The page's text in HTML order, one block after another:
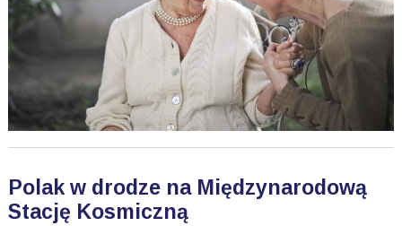
Polak w drodze na Międzynarodową
Stację Kosmiczną